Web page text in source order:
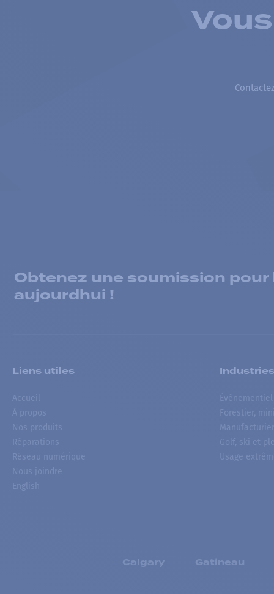
Obtenez une soumission
aujourdhui !
Liens utiles
Accueil
À propos
Nos produits
Réparations
Réseau numérique
Nous joindre
English
Industries
Événementiel
Forestier,
Manufacturier
Golf, ski et
Usage
Calgary Gatineau